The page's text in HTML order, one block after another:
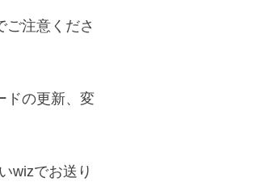
ご注意くださ
ドの更新、変
wizでお送り